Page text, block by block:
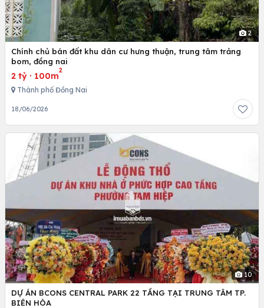
2
Chính chủ bán đất khu dân cư hưng thuận, trung tâm trảng
bom, đồng nai
2 tỷ · 100m
2
Thành phố Đồng Nai
18/06/2026
10
DỰ ÁN BCONS CENTRAL PARK 22 TẦNG TẠI TRUNG TÂM TP.
BIÊN HÒA